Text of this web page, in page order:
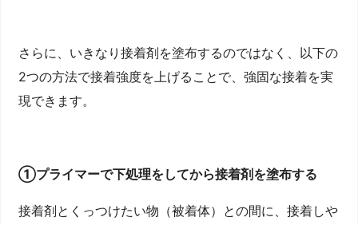
さらに、いきなり接着剤を塗布するのではなく、以下の
2つの方法で接着強度を上げることで、強固な接着を実
現できます。
①プライマーで下処理をしてから接着剤を塗布する
接着剤とくっつけたい物（被着体）との間に、接着しや